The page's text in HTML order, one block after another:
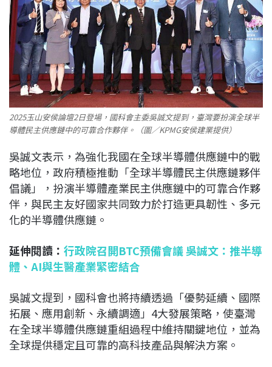
2025玉山安侯論壇2日登場，國科會主委吳誠文提到，臺灣要扮演全球半
導體民主供應鏈中的可靠合作夥伴。（圖／KPMG安侯建業提供）
吳誠文表示，為強化我國在全球半導體供應鏈中的戰
略地位，政府積極推動「全球半導體民主供應鏈夥伴
倡議」，扮演半導體產業民主供應鏈中的可靠合作夥
伴，與民主友好國家共同致力於打造更具韌性、多元
化的半導體供應鏈。
延伸閱讀： 行政院召開BTC預備會議 吳誠文：推半導
體、AI與生醫產業緊密結合
吳誠文提到，國科會也將持續透過「優勢延續、國際
拓展、應用創新、永續調適」4大發展策略，使臺灣
在全球半導體供應鏈重組過程中維持關鍵地位，並為
全球提供穩定且可靠的高科技產品與解決方案。